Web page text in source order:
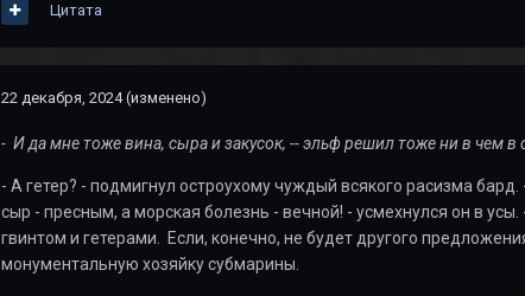
Цитата
22 декабря, 2024 (изменено)
- И да мне тоже вина, сыра и закусок, -- эльф решил тоже ни в чем в
- А гетер? - подмигнул остроухому чуждый всякого расизма
сыр - пресным, а морская болезнь - вечной! - усмехнулся он в
гвинтом и гетерами. Если, конечно, не будет другого
монументальную хозяйку субмарины.